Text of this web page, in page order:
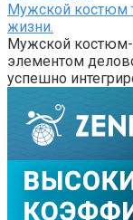
Мужской костюм
жизни.
Мужской костюм-
элементом
успешно